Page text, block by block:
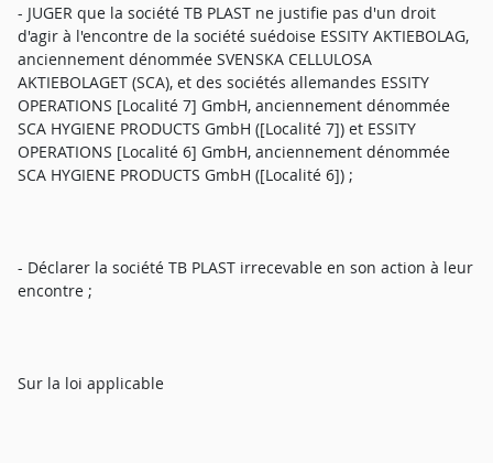
- JUGER que la société TB PLAST ne justifie pas d'un droit
d'agir à l'encontre de la société suédoise ESSITY AKTIEBOLAG,
anciennement dénommée SVENSKA CELLULOSA
AKTIEBOLAGET (SCA), et des sociétés allemandes ESSITY
OPERATIONS [Localité 7] GmbH, anciennement dénommée
SCA HYGIENE PRODUCTS GmbH ([Localité 7]) et ESSITY
OPERATIONS [Localité 6] GmbH, anciennement dénommée
SCA HYGIENE PRODUCTS GmbH ([Localité 6]) ;
- Déclarer la société TB PLAST irrecevable en son action à leur
encontre ;
Sur la loi applicable